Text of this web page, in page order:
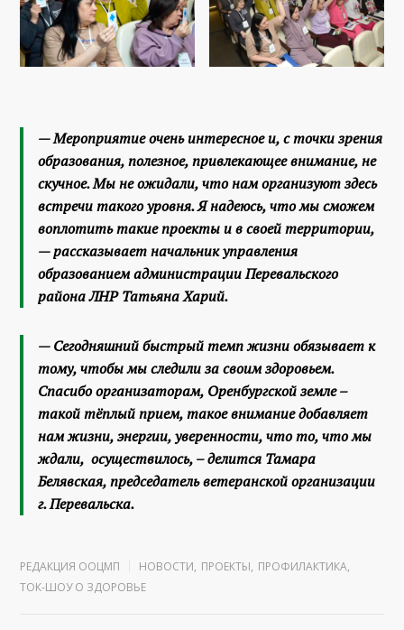
— Мероприятие очень интересное и, с точки зрения
образования, полезное, привлекающее внимание, не
скучное. Мы не ожидали, что нам организуют здесь
встречи такого уровня. Я надеюсь, что мы сможем
воплотить такие проекты и в своей территории,
— рассказывает начальник управления
образованием администрации Перевальского
района ЛНР Татьяна Харий.
— Сегодняшний быстрый темп жизни обязывает к
тому, чтобы мы следили за своим здоровьем.
Спасибо организаторам, Оренбургской земле –
такой тёплый прием, такое внимание добавляет
нам жизни, энергии, уверенности, что то, что мы
ждали, осуществилось, – делится Тамара
Белявская, председатель ветеранской организации
г. Перевальска.
РЕДАКЦИЯ ООЦМП НОВОСТИ, ПРОЕКТЫ, ПРОФИЛАКТИКА,
ТОК-ШОУ О ЗДОРОВЬЕ